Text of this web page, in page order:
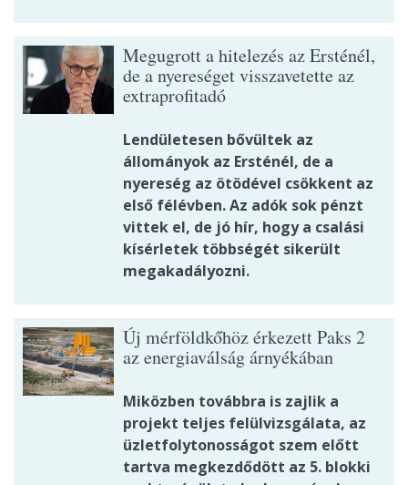
Megugrott a hitelezés az Ersténél,
de a nyereséget visszavetette az
extraprofitadó
Lendületesen bővültek az
állományok az Ersténél, de a
nyereség az ötödével csökkent az
első félévben. Az adók sok pénzt
vittek el, de jó hír, hogy a csalási
kísérletek többségét sikerült
megakadályozni.
Új mérföldkőhöz érkezett Paks 2
az energiaválság árnyékában
Miközben továbbra is zajlik a
projekt teljes felülvizsgálata, az
üzletfolytonosságot szem előtt
tartva megkezdődött az 5. blokki